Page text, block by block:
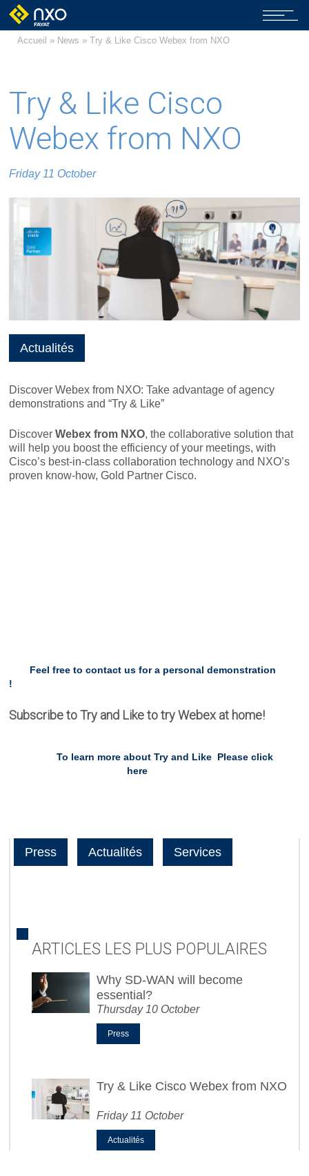
Accueil » News » Try & Like Cisco Webex from NXO
Try & Like Cisco
Webex from NXO
Friday 11 October
Actualités
Discover Webex from NXO: Take advantage of agency
demonstrations and “Try & Like”
DiscoverWebex from NXO, the collaborative solution that
will help you boost the efficiency of your meetings, with
Cisco’s best-in-class collaboration technology and NXO’s
proven know-how, Gold Partner Cisco.
Feel free to contact us for a personal demonstration
!
Subscribe to Try and Like to try Webex at home!
To learn more about Try and Like Please click
here
Press Actualités Services
ARTICLES LES PLUS POPULAIRES
Why SD-WAN will become
essential?
Thursday 10 October
Press
Try & Like Cisco Webex from NXO
Friday 11 October
Actualités